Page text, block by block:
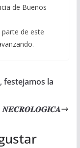
de Buenos
de este
festejamos la
𝑵𝑬𝑪𝑹𝑶𝑳𝑶𝑮𝑰𝑪𝑨